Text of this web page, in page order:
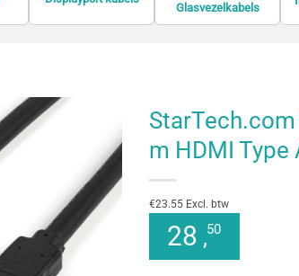
Glasvezelkabels
m HDMI
€23.55 Excl. btw
28 ,50